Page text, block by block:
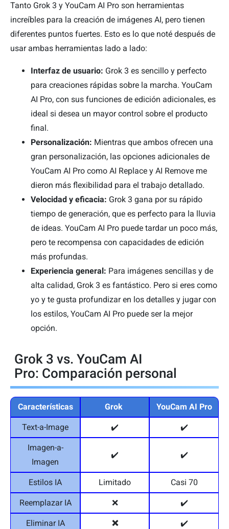
Tanto Grok 3 y YouCam AI Pro son herramientas
increíbles para la creación de imágenes AI, pero tienen
diferentes puntos fuertes. Esto es lo que noté después de
usar ambas herramientas lado a lado:
Interfaz de usuario: Grok 3 es sencillo y perfecto
para creaciones rápidas sobre la marcha. YouCam
AI Pro, con sus funciones de edición adicionales, es
ideal si desea un mayor control sobre el producto
final.
Personalización: Mientras que ambos ofrecen una
gran personalización, las opciones adicionales de
YouCam AI Pro como AI Replace y AI Remove me
dieron más flexibilidad para el trabajo detallado.
Velocidad y eficacia: Grok 3 gana por su rápido
tiempo de generación, que es perfecto para la lluvia
de ideas. YouCam AI Pro puede tardar un poco más,
pero te recompensa con capacidades de edición
más profundas.
Experiencia general: Para imágenes sencillas y de
alta calidad, Grok 3 es fantástico. Pero si eres como
yo y te gusta profundizar en los detalles y jugar con
los estilos, YouCam AI Pro puede ser la mejor
opción.
Grok 3 vs. YouCam AI
Pro: Comparación personal
Características Grok YouCam AI Pro
Text-a-Image ✔️ ✔️
Imagen-a-
Imagen
✔️ ✔️
Estilos IA Limitado Casi 70
Reemplazar IA ❌ ✔️
Eliminar IA ❌ ✔️